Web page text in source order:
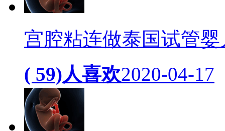
宫腔粘连做泰国试管
( 59)人喜欢2020-04-17